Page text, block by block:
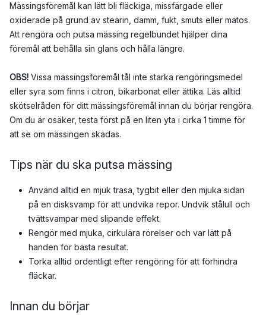
Mässingsföremål kan lätt bli fläckiga, missfärgade eller
oxiderade på grund av stearin, damm, fukt, smuts eller matos.
Att rengöra och putsa mässing regelbundet hjälper dina
föremål att behålla sin glans och hålla längre.
OBS! Vissa mässingsföremål tål inte starka rengöringsmedel
eller syra som finns i citron, bikarbonat eller ättika. Läs alltid
skötselråden för ditt mässingsföremål innan du börjar rengöra.
Om du är osäker, testa först på en liten yta i cirka 1 timme för
att se om mässingen skadas.
Tips när du ska putsa mässing
Använd alltid en mjuk trasa, tygbit eller den mjuka sidan
på en disksvamp för att undvika repor. Undvik stålull och
tvättsvampar med slipande effekt.
Rengör med mjuka, cirkulära rörelser och var lätt på
handen för bästa resultat.
Torka alltid ordentligt efter rengöring för att förhindra
fläckar.
Innan du börjar